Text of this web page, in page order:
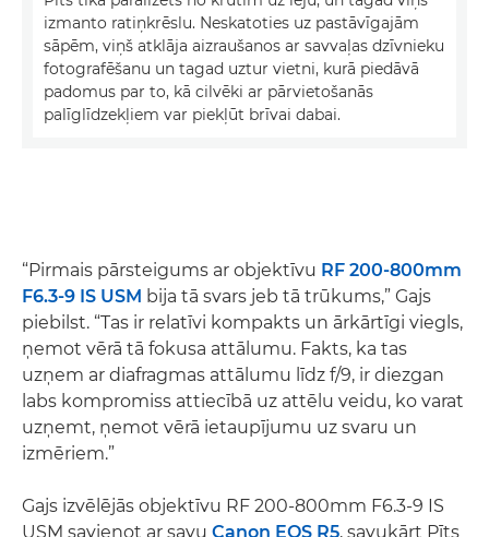
izmanto ratiņkrēslu. Neskatoties uz pastāvīgajām
sāpēm, viņš atklāja aizraušanos ar savvaļas dzīvnieku
fotografēšanu un tagad uztur vietni, kurā piedāvā
padomus par to, kā cilvēki ar pārvietošanās
palīglīdzekļiem var piekļūt brīvai dabai.
“Pirmais pārsteigums ar objektīvu RF 200-800mm
F6.3-9 IS USM bija tā svars jeb tā trūkums,” Gajs
piebilst. “Tas ir relatīvi kompakts un ārkārtīgi viegls,
ņemot vērā tā fokusa attālumu. Fakts, ka tas
uzņem ar diafragmas attālumu līdz f/9, ir diezgan
labs kompromiss attiecībā uz attēlu veidu, ko varat
uzņemt, ņemot vērā ietaupījumu uz svaru un
izmēriem.”
Gajs izvēlējās objektīvu RF 200-800mm F6.3-9 IS
USM savienot ar savu Canon EOS R5, savukārt Pīts